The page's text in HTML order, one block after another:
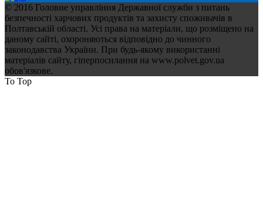
© 2016 Головне управління Державної служби з питань
безпечності харчових продуктів та захисту споживачів в
Полтавській області. Усі права на матеріали, що розміщено на
даному сайті, охороняються відповідно до чинного
законодавства України. При будь-якому використанні
матеріалів сайту, гіперпосилання на www.polvet.gov.ua
обов'язкове.
To Top